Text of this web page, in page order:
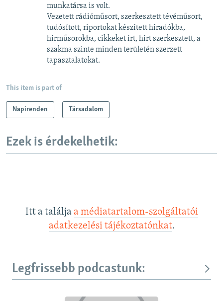
munkatársa is volt.
Vezetett rádióműsort, szerkesztett tévéműsort,
tudósított, riportokat készített híradókba,
hírműsorokba, cikkeket írt, hírt szerkesztett, a
szakma szinte minden területén szerzett
tapasztalatokat.
This item is part of
Napirenden Társadalom
Ezek is érdekelhetik:
Itt a találja a médiatartalom-szolgáltatói
adatkezelési tájékoztatónkat.
Legfrissebb podcastunk: